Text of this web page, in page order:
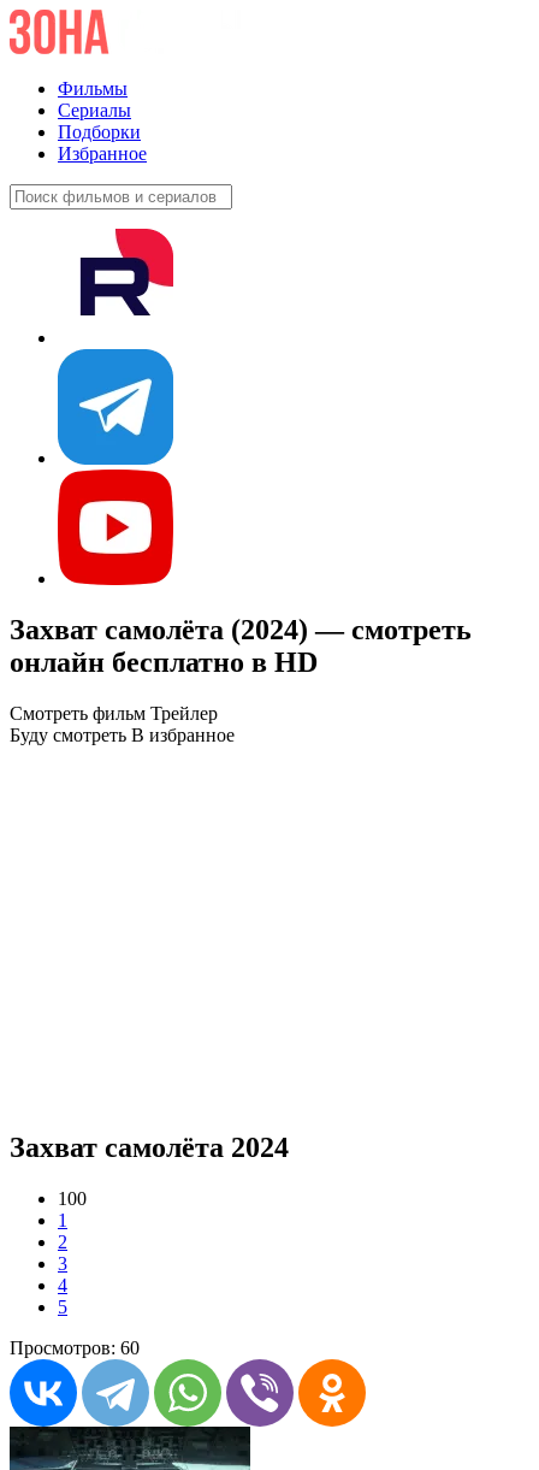
Фильмы
Сериалы
Подборки
Избранное
Захват самолёта (2024) — смотреть
онлайн бесплатно в HD
Смотреть фильм Трейлер
Буду смотреть В избранное
Захват самолёта 2024
100
1
2
3
4
5
Просмотров: 60